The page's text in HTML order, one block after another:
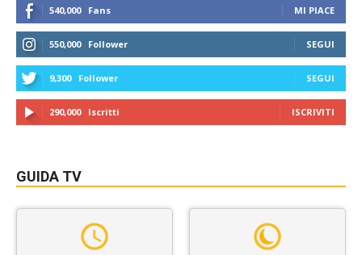
540,000 Fans MI PIACE
550,000 Follower SEGUI
9,300 Follower SEGUI
290,000 Iscritti ISCRIVITI
GUIDA TV